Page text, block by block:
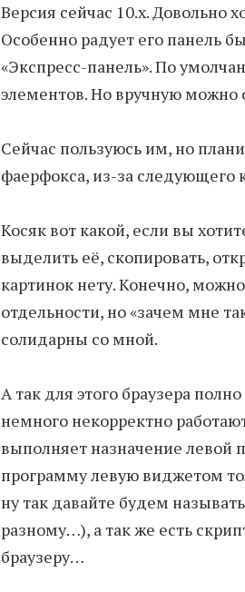
Версия сейчас 10.x. Довольно
Особенно радует его панель
«Экспресс-панель». По
элементов. Но вручную можно
Сейчас пользуюсь им, но
фаерфокса, из-за следующего
Косяк вот какой, если вы
выделить её, скопировать,
картинок нету. Конечно,
отдельности, но «зачем мне
солидарны со мной.
А так для этого браузера
немного некорректно
выполняет назначение левой
программу левую виджетом
ну так давайте будем
разному…), а так же есть
браузеру…